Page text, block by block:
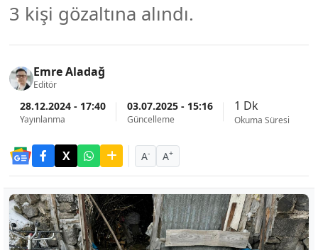
3 kişi gözaltına alındı.
Emre Aladağ
Editör
28.12.2024 - 17:40
Yayınlanma
03.07.2025 - 15:16
Güncelleme
1 Dk
Okuma Süresi
A- A+